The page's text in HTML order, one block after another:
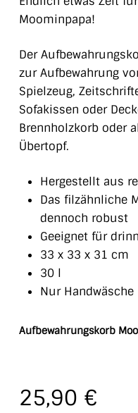
Moominpapa!
Der
zur Aufbewahrung
Spielzeug,
Sofakissen oder
Brennholzkorb oder
Übertopf.
Hergestellt aus
Das filzähnliche
dennoch robust
Geeignet für
33 x 33 x 31 cm
30 l
Nur Handwäsche
Aufbewahrungskorb
25,90 €